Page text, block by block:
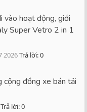
hoạt động, giới
Super Vetro 2 in 1
2026Trả lời: 0
cộng đồng xe bán tải
Trả lời: 0